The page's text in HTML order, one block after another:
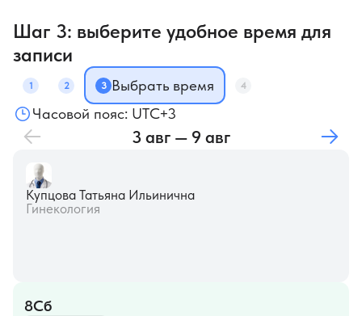
Шаг 3: выберите удобное время для
записи
1 2 3 Выбрать время 4
Часовой пояс: UTC+3
3 авг — 9 авг
Купцова Татьяна Ильинична
Гинекология
8Cб